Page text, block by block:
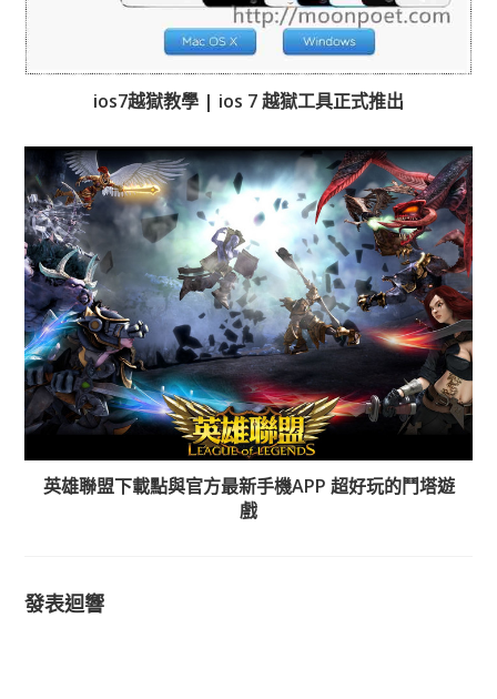
ios7越獄教學 | ios 7 越獄工具正式推出
英雄聯盟下載點與官方最新手機APP 超好玩的鬥塔遊
戲
發表迴響